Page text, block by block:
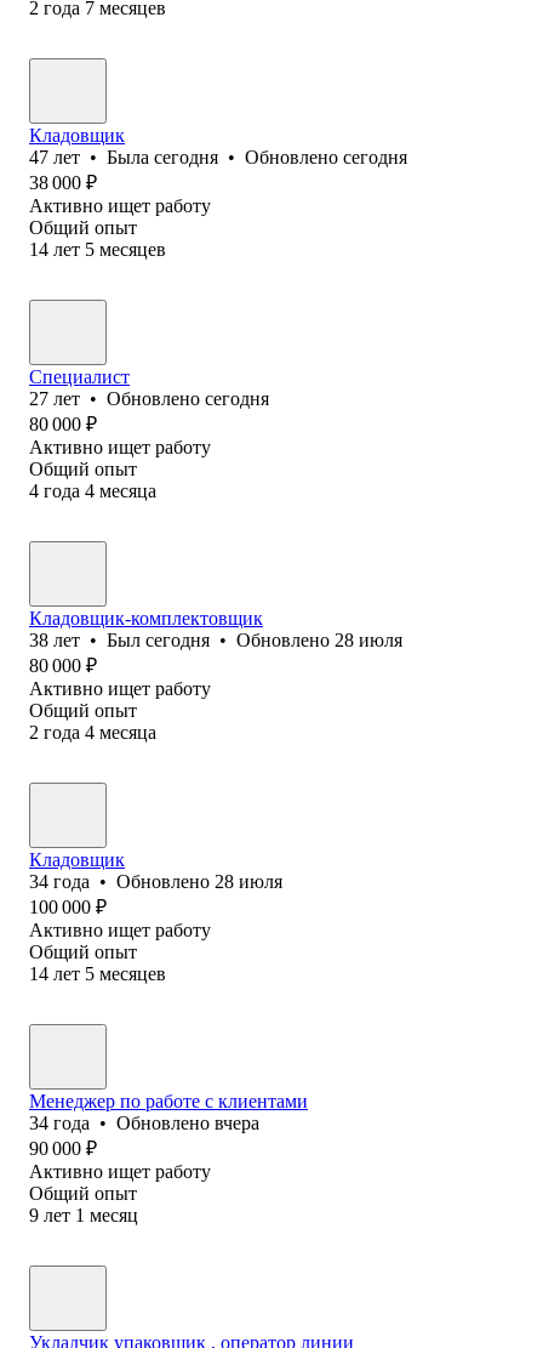
2 года 7 месяцев
Кладовщик
47 лет • Была сегодня • Обновлено сегодня
38 000 ₽
Активно ищет работу
Общий опыт
14 лет 5 месяцев
Специалист
27 лет • Обновлено сегодня
80 000 ₽
Активно ищет работу
Общий опыт
4 года 4 месяца
Кладовщик-комплектовщик
38 лет • Был сегодня • Обновлено 28 июля
80 000 ₽
Активно ищет работу
Общий опыт
2 года 4 месяца
Кладовщик
34 года • Обновлено 28 июля
100 000 ₽
Активно ищет работу
Общий опыт
14 лет 5 месяцев
Менеджер по работе с клиентами
34 года • Обновлено вчера
90 000 ₽
Активно ищет работу
Общий опыт
9 лет 1 месяц
Укладчик упаковщик , оператор линии